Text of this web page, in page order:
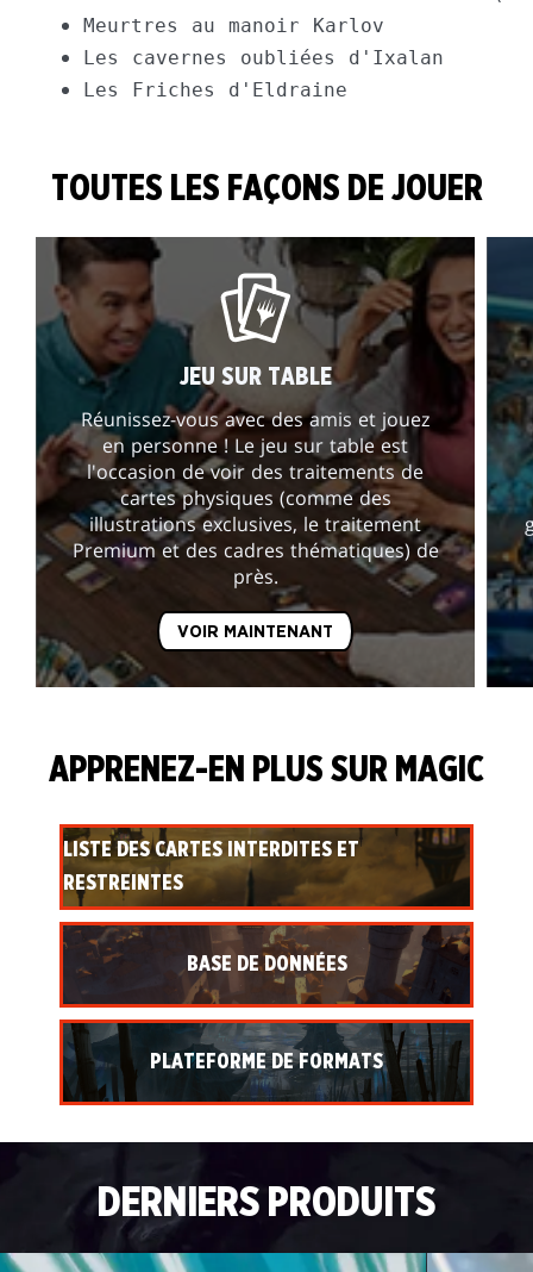
TOUTES LES FAÇONS DE JOUER
JEU SUR TABLE
Réunissez-vous avec des amis et jouez
en personne ! Le jeu sur table est
l'occasion de voir des traitements de
cartes physiques (comme des
illustrations exclusives, le traitement
Premium et des cadres thématiques) de
près.
VOIR MAINTENANT
APPRENEZ-EN PLUS SUR MAGIC
LISTE DES CARTES INTERDITES ET
RESTREINTES
BASE DE DONNÉES
PLATEFORME DE FORMATS
DERNIERS PRODUITS